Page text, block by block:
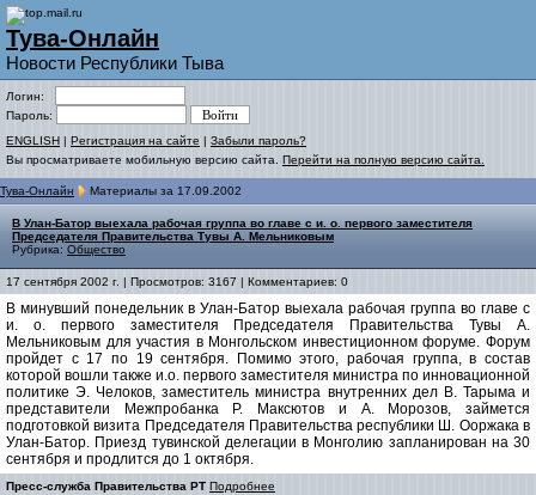
Тува-Онлайн
Новости Республики Тыва
Логин:
Пароль:
ENGLISH | Регистрация на сайте | Забыли пароль?
Вы просматриваете мобильную версию сайта. Перейти на полную версию сайта.
Тува-Онлайн Материалы за 17.09.2002
В Улан-Батор выехала рабочая группа во главе с и. о. первого заместителя
Председателя Правительства Тувы А. Мельниковым
Рубрика: Общество
17 сентября 2002 г. | Просмотров: 3167 | Комментариев: 0
В минувший понедельник в Улан-Батор выехала рабочая группа во главе с
и. о. первого заместителя Председателя Правительства Тувы А.
Мельниковым для участия в Монгольском инвестиционном форуме. Форум
пройдет с 17 по 19 сентября. Помимо этого, рабочая группа, в состав
которой вошли также и.о. первого заместителя министра по инновационной
политике Э. Челоков, заместитель министра внутренних дел В. Тарыма и
представители Межпробанка Р. Максютов и А. Морозов, займется
подготовкой визита Председателя Правительства республики Ш. Ооржака в
Улан-Батор. Приезд тувинской делегации в Монголию запланирован на 30
сентября и продлится до 1 октября.
Пресс-служба Правительства РТ Подробнее